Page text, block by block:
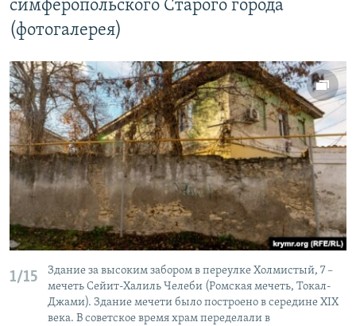
симферопольского Старого города
(фотогалерея)
1/15
Здание за высоким забором в переулке Холмистый, 7 –
мечеть Сейит-Халиль Челеби (Ромская мечеть, Токал-
Джами). Здание мечети было построено в середине XIX
века. В советское время храм переделали в